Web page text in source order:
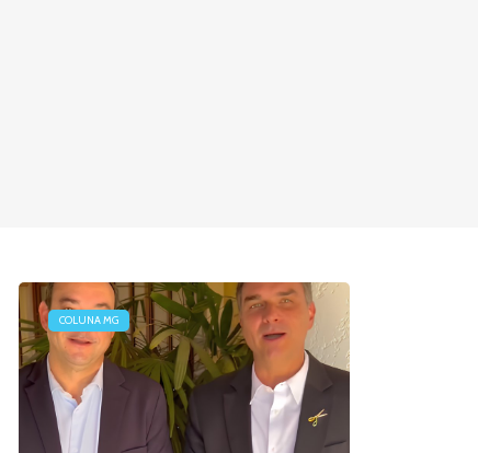
COLUNA MG